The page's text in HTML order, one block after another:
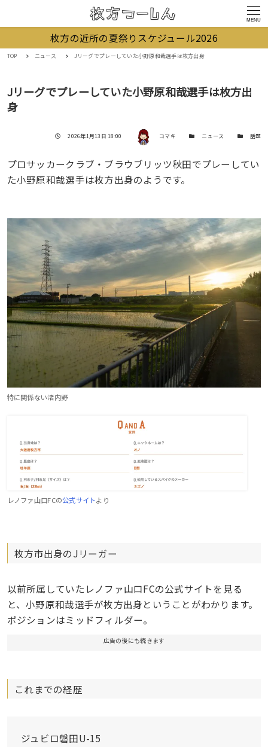
MENU
枚方の近所の夏祭りスケジュール2026
TOP ニュース Jリーグでプレーしていた小野原和哉選手は枚方出身
Jリーグでプレーしていた小野原和哉選手は枚方出
身
投稿日
2026年1月13日 18:00 著者 コマキ カテゴリー
ニュース カテゴリー
話題
プロサッカークラブ・ブラウブリッツ秋田でプレーしてい
た小野原和哉選手は枚方出身のようです。
特に関係ない渚内野
レノファ山口FCの公式サイトより
枚方市出身のJリーガー
以前所属していたレノファ山口FCの公式サイトを見る
と、小野原和哉選手が枚方出身ということがわかります。
ポジションはミッドフィルダー。
広告の後にも続きます
これまでの経歴
ジュビロ磐田U-15